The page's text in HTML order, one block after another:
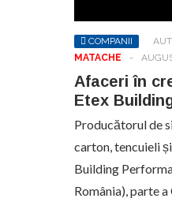
COMPANII
MATACHE
-
Afaceri în
Etex
Producătorul de
carton, tencuieli
Building
România), parte